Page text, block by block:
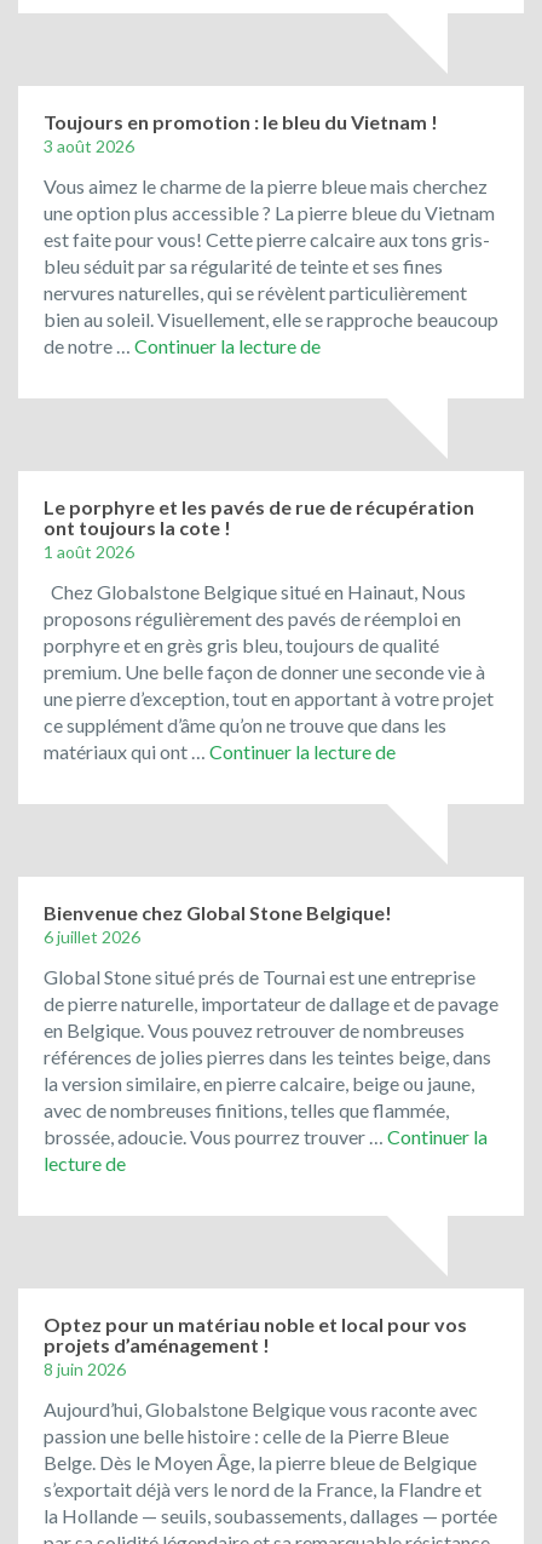
Solnhofen,
de
Bavière
Toujours en promotion : le bleu du Vietnam !
3 août 2026
Vous aimez le charme de la pierre bleue mais cherchez
une option plus accessible ? La pierre bleue du Vietnam
est faite pour vous! Cette pierre calcaire aux tons gris-
bleu séduit par sa régularité de teinte et ses fines
nervures naturelles, qui se révèlent particulièrement
bien au soleil. Visuellement, elle se rapproche beaucoup
de notre … Continuer la lecture deToujours
promotion
bleu
du
Le porphyre et les pavés de rue de récupération
ont toujours la cote !
1 août 2026
Chez Globalstone Belgique situé en Hainaut, Nous
proposons régulièrement des pavés de réemploi en
porphyre et en grès gris bleu, toujours de qualité
premium. Une belle façon de donner une seconde vie à
une pierre d’exception, tout en apportant à votre projet
ce supplément d’âme qu’on ne trouve que dans les
matériaux qui ont … Continuer la lecture deLe
les
pavés
de
ont
toujours
la
cote
!
Bienvenue chez Global Stone Belgique!
6 juillet 2026
Global Stone situé prés de Tournai est une entreprise
de pierre naturelle, importateur de dallage et de pavage
en Belgique. Vous pouvez retrouver de nombreuses
références de jolies pierres dans les teintes beige, dans
la version similaire, en pierre calcaire, beige ou jaune,
avec de nombreuses finitions, telles que flammée,
brossée, adoucie. Vous pourrez trouver … Continuer la
lecture deBienvenue
Global
Optez pour un matériau noble et local pour vos
projets d’aménagement !
8 juin 2026
Aujourd’hui, Globalstone Belgique vous raconte avec
passion une belle histoire : celle de la Pierre Bleue
Belge. Dès le Moyen Âge, la pierre bleue de Belgique
s’exportait déjà vers le nord de la France, la Flandre et
la Hollande — seuils, soubassements, dallages — portée